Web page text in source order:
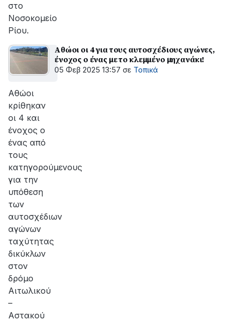
στο
Νοσοκομείο
Ρίου.
Αθώοι οι 4 για τους αυτοσχέδιους αγώνες,
ένοχος ο ένας με το κλεμμένο μηχανάκι!
05 Φεβ 2025 13:57 σε Τοπικά
Αθώοι
κρίθηκαν
οι 4 και
ένοχος ο
ένας από
τους
κατηγορούμενους
για την
υπόθεση
των
αυτοσχέδιων
αγώνων
ταχύτητας
δικύκλων
στον
δρόμο
Αιτωλικού
–
Αστακού